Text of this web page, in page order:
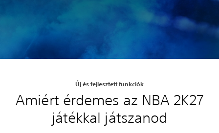
Új és fejlesztett funkciók
Amiért érdemes az NBA 2K27
játékkal játszanod